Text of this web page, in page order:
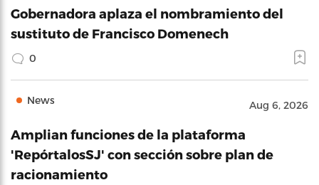
Gobernadora aplaza el nombramiento del
sustituto de Francisco Domenech
0
News Aug 6, 2026
Amplian funciones de la plataforma
'RepórtalosSJ' con sección sobre plan de
racionamiento